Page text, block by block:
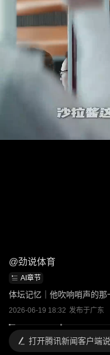
@劲说体育
AI章节
体坛记忆｜他吹响哨声的
2026-06-19 18:32 发布于广东
打开腾讯新闻客户端